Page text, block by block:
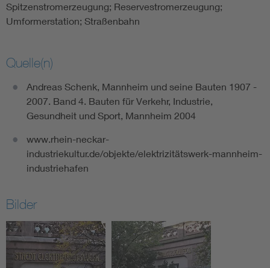
Spitzenstromerzeugung; Reservestromerzeugung;
Umformerstation; Straßenbahn
Quelle(n)
Andreas Schenk, Mannheim und seine Bauten 1907 -
2007. Band 4. Bauten für Verkehr, Industrie,
Gesundheit und Sport, Mannheim 2004
www.rhein-neckar-
industriekultur.de/objekte/elektrizitätswerk-mannheim-
industriehafen
Bilder